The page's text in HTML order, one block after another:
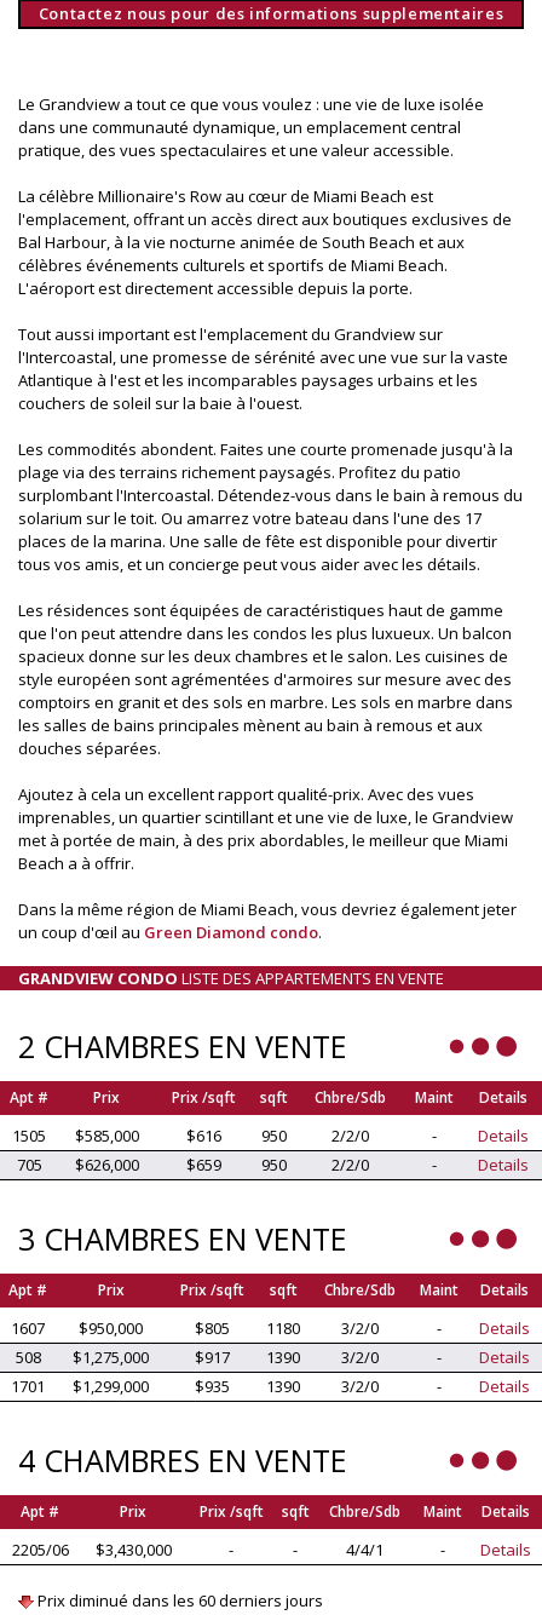
Contactez nous pour des informations supplementaires
Le Grandview a tout ce que vous voulez : une vie de luxe isolée
dans une communauté dynamique, un emplacement central
pratique, des vues spectaculaires et une valeur accessible.
La célèbre Millionaire's Row au cœur de Miami Beach est
l'emplacement, offrant un accès direct aux boutiques exclusives de
Bal Harbour, à la vie nocturne animée de South Beach et aux
célèbres événements culturels et sportifs de Miami Beach.
L'aéroport est directement accessible depuis la porte.
Tout aussi important est l'emplacement du Grandview sur
l'Intercoastal, une promesse de sérénité avec une vue sur la vaste
Atlantique à l'est et les incomparables paysages urbains et les
couchers de soleil sur la baie à l'ouest.
Les commodités abondent. Faites une courte promenade jusqu'à la
plage via des terrains richement paysagés. Profitez du patio
surplombant l'Intercoastal. Détendez-vous dans le bain à remous du
solarium sur le toit. Ou amarrez votre bateau dans l'une des 17
places de la marina. Une salle de fête est disponible pour divertir
tous vos amis, et un concierge peut vous aider avec les détails.
Les résidences sont équipées de caractéristiques haut de gamme
que l'on peut attendre dans les condos les plus luxueux. Un balcon
spacieux donne sur les deux chambres et le salon. Les cuisines de
style européen sont agrémentées d'armoires sur mesure avec des
comptoirs en granit et des sols en marbre. Les sols en marbre dans
les salles de bains principales mènent au bain à remous et aux
douches séparées.
Ajoutez à cela un excellent rapport qualité-prix. Avec des vues
imprenables, un quartier scintillant et une vie de luxe, le Grandview
met à portée de main, à des prix abordables, le meilleur que Miami
Beach a à offrir.
Dans la même région de Miami Beach, vous devriez également jeter
un coup d'œil au Green Diamond condo.
GRANDVIEW CONDO LISTE DES APPARTEMENTS EN VENTE
2 CHAMBRES EN VENTE
Apt # Prix Prix /sqft sqft Chbre/Sdb Maint Details
1505 $585,000 $616 950 2/2/0 -
Details
705
$626,000 $659 950 2/2/0 - Details
3 CHAMBRES EN VENTE
Apt # Prix Prix /sqft sqft Chbre/Sdb Maint Details
1607 $950,000 $805 1180 3/2/0 -
Details
508
$1,275,000 $917 1390 3/2/0 -
Details
1701
$1,299,000 $935 1390 3/2/0 - Details
4 CHAMBRES EN VENTE
Apt # Prix Prix /sqft sqft Chbre/Sdb Maint Details
2205/06 $3,430,000 - - 4/4/1 - Details
Prix diminué dans les 60 derniers jours